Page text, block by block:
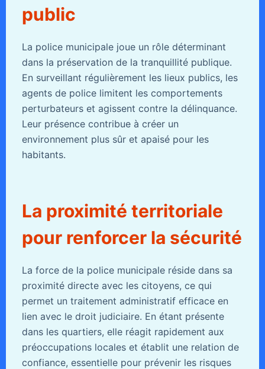
public
La police municipale joue un rôle déterminant
dans la préservation de la tranquillité publique.
En surveillant régulièrement les lieux publics, les
agents de police limitent les comportements
perturbateurs et agissent contre la délinquance.
Leur présence contribue à créer un
environnement plus sûr et apaisé pour les
habitants.
La proximité territoriale
pour renforcer la sécurité
La force de la police municipale réside dans sa
proximité directe avec les citoyens, ce qui
permet un traitement administratif efficace en
lien avec le droit judiciaire. En étant présente
dans les quartiers, elle réagit rapidement aux
préoccupations locales et établit une relation de
confiance, essentielle pour prévenir les risques